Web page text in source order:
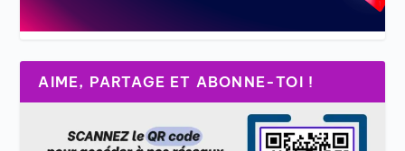
AIME, PARTAGE ET ABONNE-TOI !